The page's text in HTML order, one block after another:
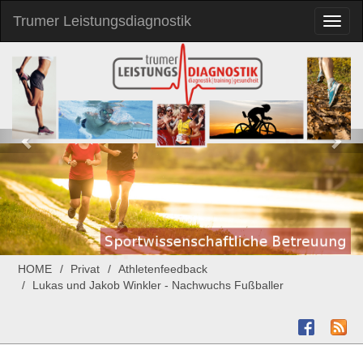
Trumer Leistungsdiagnostik
HOME Privat
Athletenfeedback
Lukas und Jakob Winkler - Nachwuchs Fußballer